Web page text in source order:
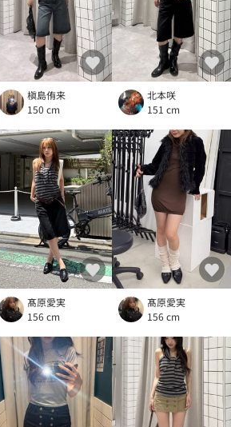
槇島侑来
150 cm
北本咲
151 cm
髙原愛実
156 cm
髙原愛実
156 cm